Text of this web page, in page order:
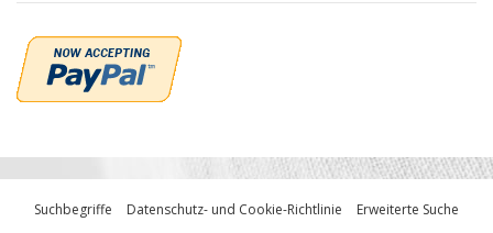
Suchbegriffe Datenschutz- und Cookie-Richtlinie Erweiterte Suche